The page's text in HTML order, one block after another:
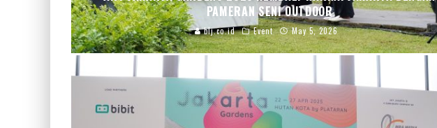
PAMERAN SENI OUTDOOR
blj.co.id Event May 5, 2026